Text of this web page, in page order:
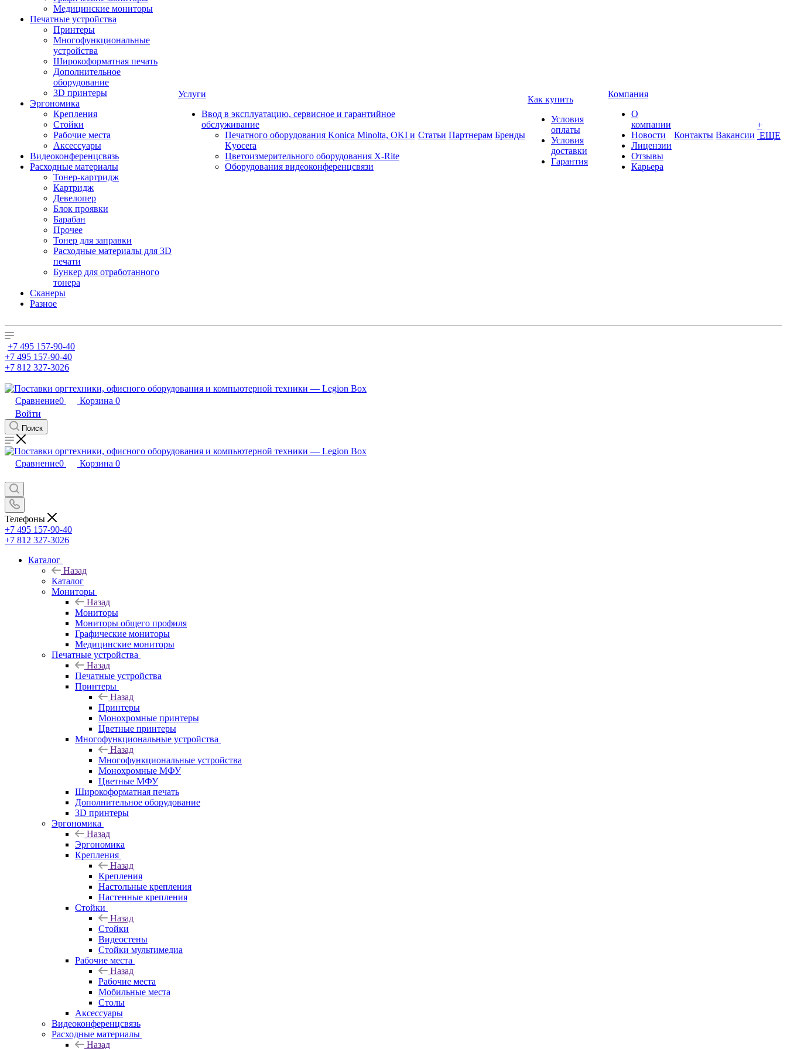
Медицинские мониторы
Печатные устройства
Принтеры
Многофункциональные
устройства
Широкоформатная печать
Дополнительное
оборудование
3D принтеры
Эргономика
Крепления
Стойки
Рабочие места
Аксессуары
Видеоконференцсвязь
Расходные материалы
Тонер-картридж
Картридж
Девелопер
Блок проявки
Барабан
Прочее
Тонер для заправки
Расходные материалы для 3D
печати
Бункер для отработанного
тонера
Сканеры
Разное
Услуги
Ввод в эксплуатацию, сервисное и гарантийное
обслуживание
Печатного оборудования Konica Minolta, OKI и
Kyocera
Цветоизмерительного оборудования X-Rite
Оборудования видеоконференцсвязи
Статьи Партнерам Бренды
Как купить
Условия
оплаты
Условия
доставки
Гарантия
Компания
О
компании
Новости
Лицензии
Отзывы
Карьера
Контакты Вакансии
+
ЕЩЕ
+7 495 157-90-40
+7 495 157-90-40
+7 812 327-3026
Сравнение0 Корзина 0
Войти
Поиск
Сравнение0 Корзина 0
Телефоны
+7 495 157-90-40
+7 812 327-3026
Каталог
Назад
Каталог
Мониторы
Назад
Мониторы
Мониторы общего профиля
Графические мониторы
Медицинские мониторы
Печатные устройства
Назад
Печатные устройства
Принтеры
Назад
Принтеры
Моноxромныe принтеры
Цвeтныe принтеры
Многофункциональные устройства
Назад
Многофункциональные устройства
Монохромные МФУ
Цветные МФУ
Широкоформатная печать
Дополнительное оборудование
3D принтеры
Эргономика
Назад
Эргономика
Крепления
Назад
Крепления
Настольные крепления
Настенные крепления
Стойки
Назад
Стойки
Видеостены
Стойки мультимедиа
Рабочие места
Назад
Рабочие места
Мобильные места
Столы
Аксессуары
Видеоконференцсвязь
Расходные материалы
Назад